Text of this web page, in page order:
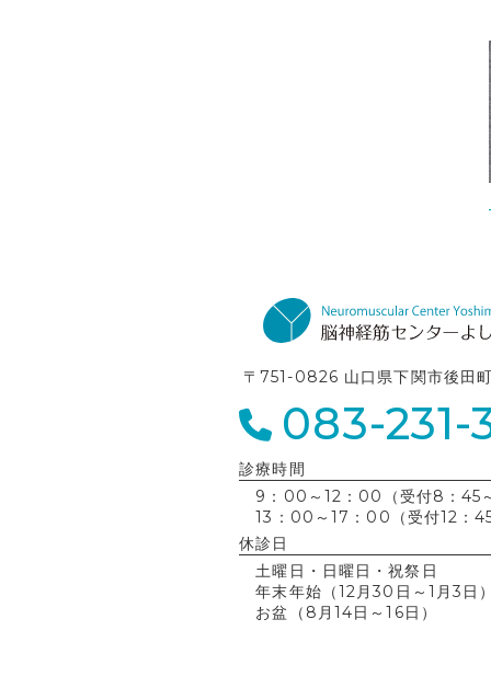
〒751-0826 山口県下関市後田
083-
診療時間
9：00～12：00（受付8：45
13：00～17：00（受付12：
休診日
土曜日・日曜日・祝祭日
年末年始（12月30日～1月3日
お盆（8月14日～16日）